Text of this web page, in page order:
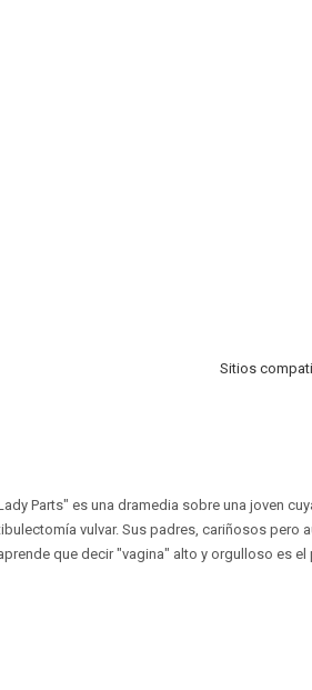
Sitios
Parts" es una dramedia sobre una joven
vulvar. Sus padres, cariñosos pero
que decir "vagina" alto y orgulloso es